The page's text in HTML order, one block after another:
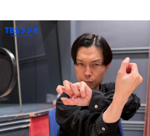
トピックス
TBS Podcast
イベント・グッズ